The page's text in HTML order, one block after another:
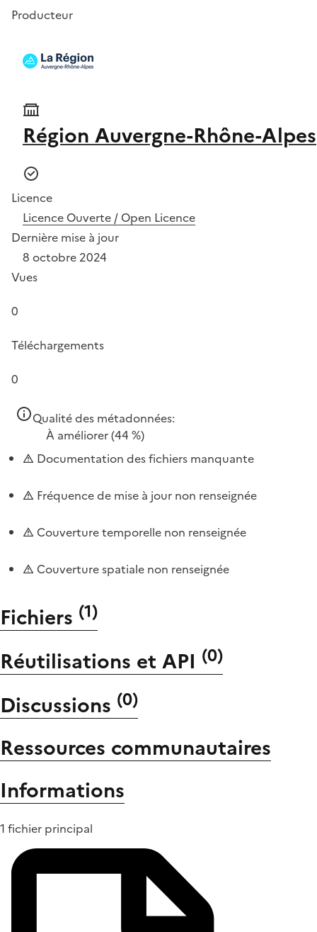
Producteur
Région Auvergne-Rhône-Alpes
Licence
Licence Ouverte / Open Licence
Dernière mise à jour
8 octobre 2024
Vues
0
Téléchargements
0
Qualité des métadonnées:
À améliorer(44 %)
Documentation des fichiers manquante
Fréquence de mise à jour non renseignée
Couverture temporelle non renseignée
Couverture spatiale non renseignée
Fichiers (1)
Réutilisations et API (0)
Discussions (0)
Ressources communautaires
Informations
1 fichier principal